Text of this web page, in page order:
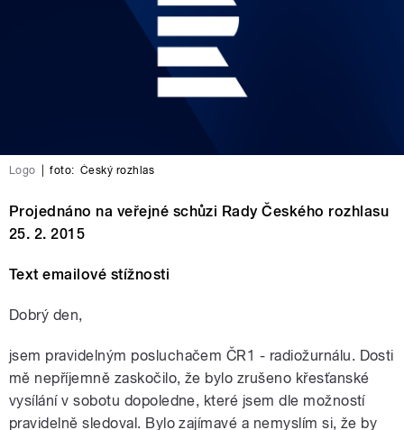
Logo foto: Český rozhlas
Projednáno na veřejné schůzi Rady Českého rozhlasu
25. 2. 2015
Text emailové stížnosti
Dobrý den,
jsem pravidelným posluchačem ČR1 - radiožurnálu. Dosti
mě nepříjemně zaskočilo, že bylo zrušeno křesťanské
vysílání v sobotu dopoledne, které jsem dle možností
pravidelně sledoval. Bylo zajímavé a nemyslím si, že by